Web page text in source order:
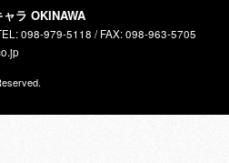
ラ OKINAWA
098-979-5118 / FAX: 098-963-5705